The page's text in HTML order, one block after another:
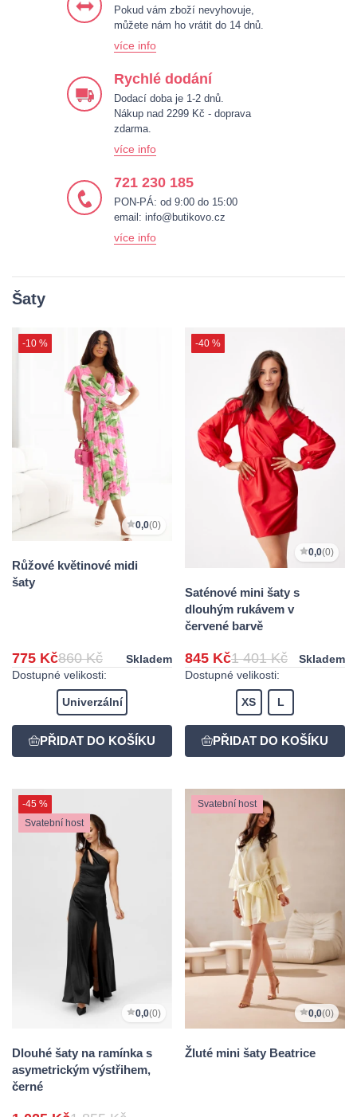
Pokud vám zboží nevyhovuje,
můžete nám ho vrátit do 14 dnů.
více info
Rychlé dodání
Dodací doba je 1-2 dnů.
Nákup nad 2299 Kč - doprava
zdarma.
více info
721 230 185
PON-PÁ: od 9:00 do 15:00
email: info@butikovo.cz
více info
Šaty
-10 %
0,0(0)
Růžové květinové midi
šaty
775 Kč860 Kč
Skladem
Dostupné velikosti:
Univerzální
-40 %
0,0(0)
Saténové mini šaty s
dlouhým rukávem v
červené barvě
845 Kč1 401 Kč
Skladem
Dostupné velikosti:
XS L
-45 %
Svatební host
0,0(0)
Dlouhé šaty na ramínka s
asymetrickým výstřihem,
černé
Svatební host
0,0(0)
Žluté mini šaty Beatrice